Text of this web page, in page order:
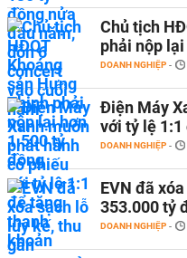
Chủ tịch
phải nộp
DOANH NGHIỆP -
Điện Máy
với tỷ lệ
DOANH NGHIỆP -
EVN đã
353.000 tỷ
DOANH NGHIỆP -